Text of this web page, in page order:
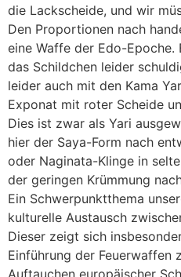
die Lackscheide, und wir
Den Proportionen nach
eine Waffe der Edo-
das Schildchen leider
leider auch mit den Kama
Exponat mit roter Scheide
Dies ist zwar als Yari
hier der Saya-Form nach
oder Naginata-Klinge in
der geringen Krümmung
Ein Schwerpunktthema
kulturelle Austausch
Dieser zeigt sich
Einführung der Feuerwaffen
Auftauchen europäischer